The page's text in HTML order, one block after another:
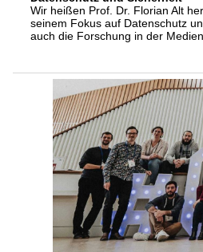
Wir heißen Prof. Dr. Florian Alt
seinem Fokus auf Datenschutz
auch die Forschung in der